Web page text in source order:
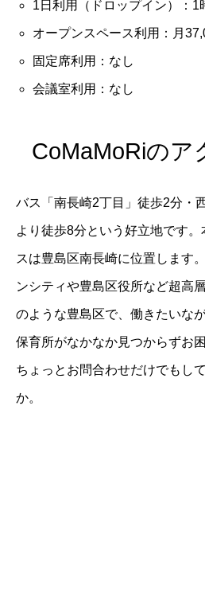
1日利用（ドロップイン）：1
オープンスペース利用：月
固定席利用：なし
会議室利用：なし
CoMaMoRiのア
バス「南長崎2丁目」徒歩2分・
より徒歩8分という好立地です
スは豊島区南長崎に位置します
ンシティや豊島区役所など超高
のような豊島区で、働きたいな
保育所がなかなか見つからずお
ちょっとお問合わせだけでもし
か。